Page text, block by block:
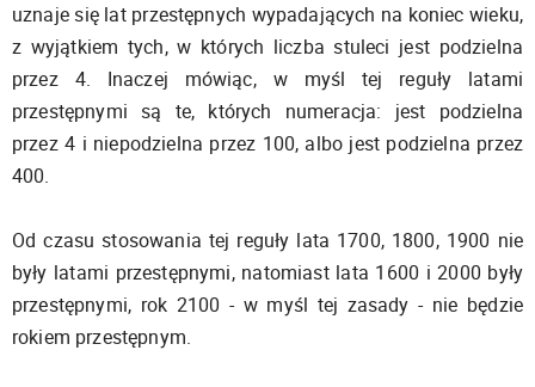
uznaje się lat przestępnych wypadających na koniec wieku,
z wyjątkiem tych, w których liczba stuleci jest podzielna
przez 4. Inaczej mówiąc, w myśl tej reguły latami
przestępnymi są te, których numeracja: jest podzielna
przez 4 i niepodzielna przez 100, albo jest podzielna przez
400.
Od czasu stosowania tej reguły lata 1700, 1800, 1900 nie
były latami przestępnymi, natomiast lata 1600 i 2000 były
przestępnymi, rok 2100 - w myśl tej zasady - nie będzie
rokiem przestępnym.